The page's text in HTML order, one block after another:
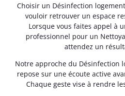
Choisir un Désinfection
vouloir retrouver un espace
Lorsque vous faites appel à
professionnel pour un
attendez un
Notre approche du Désinfection
repose sur une écoute active
Chaque geste vise à rendre